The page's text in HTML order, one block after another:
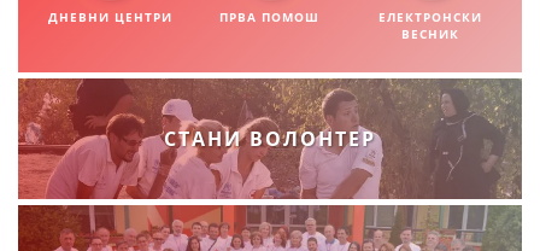
ОРГАНИЗАЦИЈА И РАЗВОЈ
РАКОВОДЕН ОДБОР
СОБРАНИЕ
СТРУКТУРА И ОРГАНИЗАЦИОНА ПОСТАВЕНОСТ
ДНЕВНИ ЦЕНТРИ ПРВА ПОМОШ
ЕЛЕКТРОНСКИ
ВЕСНИК
СТАНИ ВОЛОНТЕР